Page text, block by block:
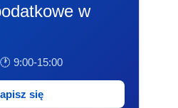
w
🕐 9:00-15:00
się